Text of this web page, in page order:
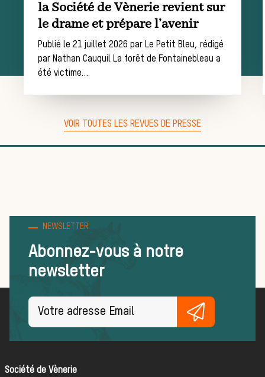
d’une journée
de chasse
Trouver un
Règles et
bonnes
pratiques
la Société de Vènerie revient sur
le drame et prépare l’avenir
Publié le 21 juillet 2026 par Le Petit Bleu, rédigé
par Nathan Cauquil La forêt de Fontainebleau a
été victime…
VOIR TOUTES LES REVUES DE PRESSE
NEWSLETTER
Abonnez-vous à notre
newsletter
Société de Vènerie